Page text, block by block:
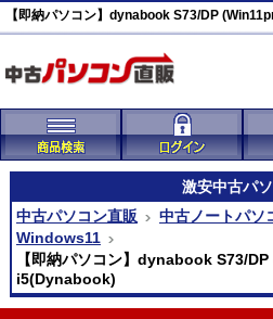
【即納パソコン】dynabook S73/DP
激安中古パ
中古パソコン直販
中古ノートパソ
Windows11
【即納パソコン】dynabook S73/
i5(Dynabook)